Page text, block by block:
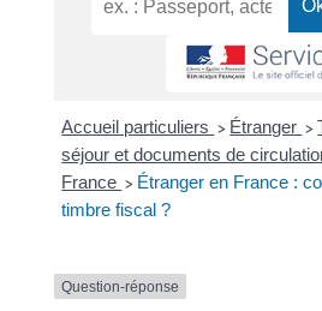
Accueil particuliers > Étranger >
séjour et documents de
France > Étranger en France :
timbre fiscal ?
Question-réponse